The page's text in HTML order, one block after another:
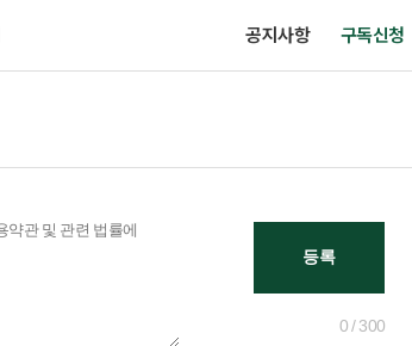
공지사항 구독신청
0 / 300